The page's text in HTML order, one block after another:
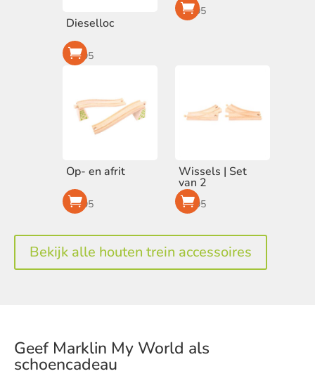
Dieselloc
€9,95
€9,95
Op- en afrit
€7,95
Wissels | Set
van 2
€4,95
Bekijk alle houten trein accessoires
Geef Marklin My World als
schoencadeau